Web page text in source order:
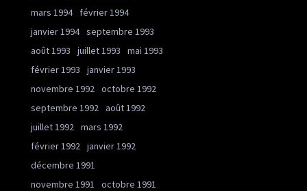
mars 1994
février 1994
janvier 1994 septembre 1993
août 1993
juillet 1993
mai 1993
février 1993
janvier 1993
novembre 1992 octobre 1992
septembre 1992 août 1992
juillet 1992 mars 1992
février 1992 janvier 1992
décembre 1991
novembre 1991
octobre 1991